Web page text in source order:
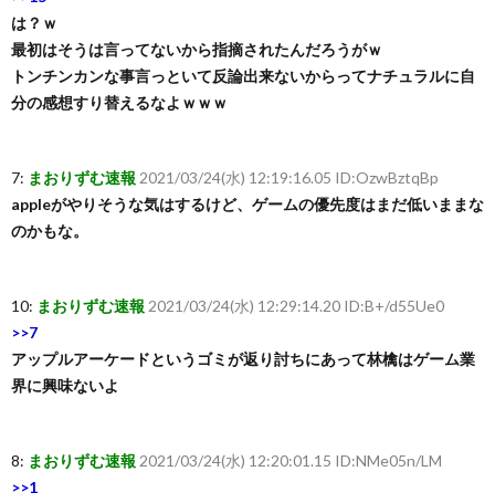
は？ｗ
最初はそうは言ってないから指摘されたんだろうがｗ
トンチンカンな事言っといて反論出来ないからってナチュラルに自
分の感想すり替えるなよｗｗｗ
7: まおりずむ速報 2021/03/24(水) 12:19:16.05 ID:OzwBztqBp
appleがやりそうな気はするけど、ゲームの優先度はまだ低いままな
のかもな。
10: まおりずむ速報 2021/03/24(水) 12:29:14.20 ID:B+/d55Ue0
>>7
アップルアーケードというゴミが返り討ちにあって林檎はゲーム業
界に興味ないよ
8: まおりずむ速報 2021/03/24(水) 12:20:01.15 ID:NMe05n/LM
>>1